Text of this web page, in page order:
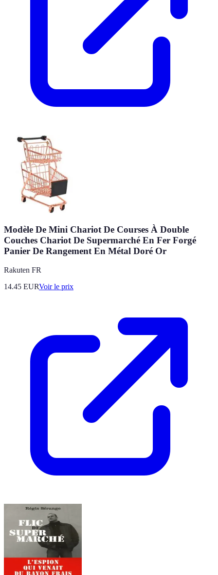
Modèle De Mini Chariot De Courses À Double
Couches Chariot De Supermarché En Fer Forgé
Panier De Rangement En Métal Doré Or
Rakuten FR
14.45 EURVoir le prix